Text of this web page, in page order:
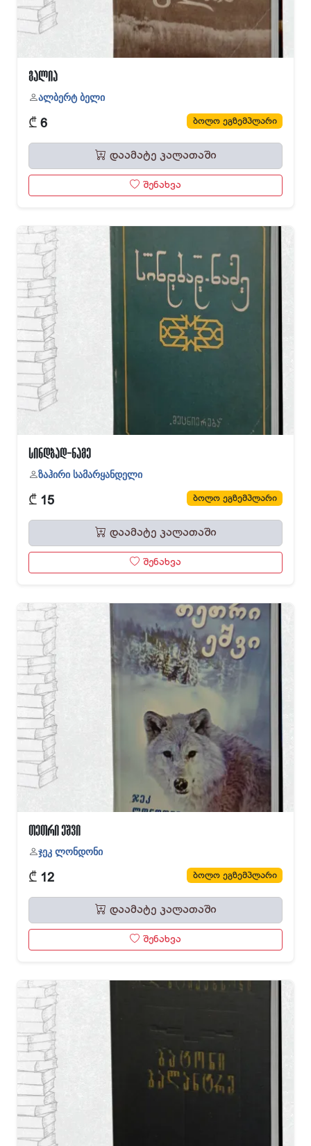
გალია
ალბერტ ბელი
₾ 6 ბოლო ეგზემპლარი
დაამატე კალათაში
შენახვა
სინდბად-ნამე
ზაჰირი სამარყანდელი
₾ 15 ბოლო ეგზემპლარი
დაამატე კალათაში
შენახვა
თეთრი ეშვი
ჯეკ ლონდონი
₾ 12 ბოლო ეგზემპლარი
დაამატე კალათაში
შენახვა